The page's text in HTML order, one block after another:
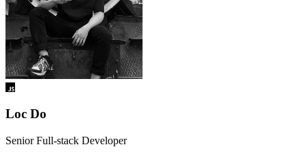
Loc Do
Senior Full-stack Developer